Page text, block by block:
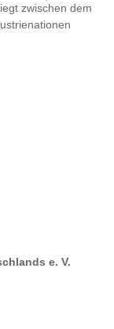
zwischen dem
e. V.